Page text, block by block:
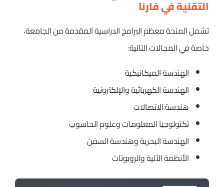
التقنية في فارنا
تشمل المنحة معظم البرامج الدراسية المقدمة من الجامعة،
خاصة في المجالات التالية:
الهندسة الميكانيكية
الهندسة الكهربائية والإلكترونية
هندسة الاتصالات
تكنولوجيا المعلومات وعلوم الحاسوب
الهندسة البحرية وهندسة السفن
الأنظمة الآلية والروبوتات